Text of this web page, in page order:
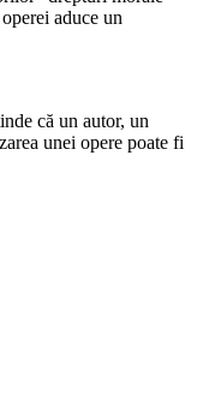
aduce un
că un autor, un
unei opere poate fi